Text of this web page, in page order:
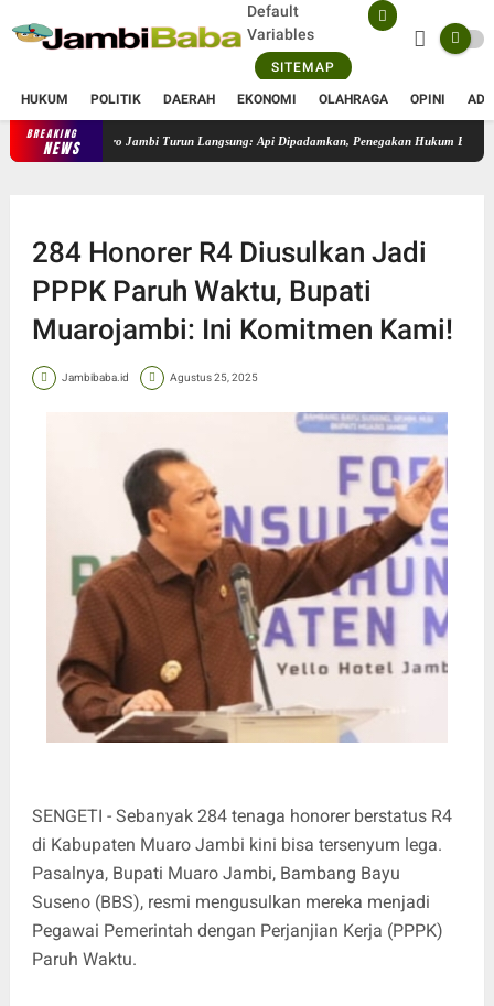
Default
Variables
SITEMAP
HUKUM POLITIK DAERAH EKONOMI OLAHRAGA OPINI
BREAKING
NEWS
Muaro Jambi Turun Langsung: Api Dipadamkan, Penegakan Hukum Berjalan
284 Honorer R4 Diusulkan Jadi
PPPK Paruh Waktu, Bupati
Muarojambi: Ini Komitmen Kami!
Jambibaba.id Agustus 25, 2025
SENGETI - Sebanyak 284 tenaga honorer berstatus R4
di Kabupaten Muaro Jambi kini bisa tersenyum lega.
Pasalnya, Bupati Muaro Jambi, Bambang Bayu
Suseno (BBS), resmi mengusulkan mereka menjadi
Pegawai Pemerintah dengan Perjanjian Kerja (PPPK)
Paruh Waktu.